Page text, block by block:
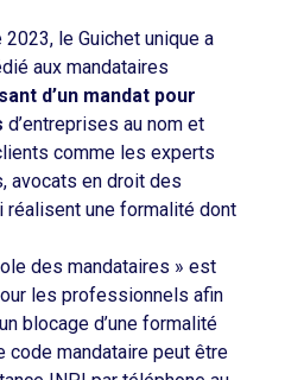
le Guichet unique a
aux mandataires
d’un mandat pour
d’entreprises au nom et
comme les experts
avocats en droit des
une formalité dont
des mandataires » est
les professionnels afin
blocage d’une formalité
code mandataire peut être